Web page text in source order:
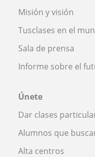
Misión y visión
Tusclases en el
Sala de prensa
Informe sobre el
Únete
Dar clases
Alumnos que
Alta centros